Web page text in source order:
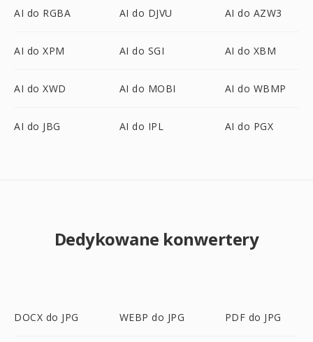
AI do RGBA AI do DJVU AI do AZW3
AI do XPM AI do SGI AI do XBM
AI do XWD AI do MOBI AI do WBMP
AI do JBG AI do IPL AI do PGX
Dedykowane konwertery
DOCX do JPG WEBP do JPG PDF do JPG